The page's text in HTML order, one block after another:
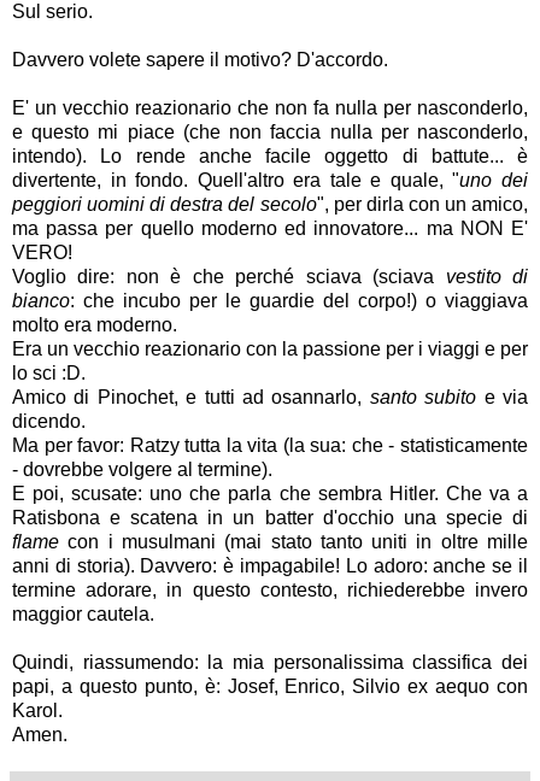
Sul serio.
Davvero volete sapere il motivo? D'accordo.
E' un vecchio reazionario che non fa nulla per nasconderlo,
e questo mi piace (che non faccia nulla per nasconderlo,
intendo). Lo rende anche facile oggetto di battute... è
divertente, in fondo. Quell'altro era tale e quale, "uno dei
peggiori uomini di destra del secolo", per dirla con un amico,
ma passa per quello moderno ed innovatore... ma NON E'
VERO!
Voglio dire: non è che perché sciava (sciava vestito di
bianco: che incubo per le guardie del corpo!) o viaggiava
molto era moderno.
Era un vecchio reazionario con la passione per i viaggi e per
lo sci :D.
Amico di Pinochet, e tutti ad osannarlo, santo subito e via
dicendo.
Ma per favor: Ratzy tutta la vita (la sua: che - statisticamente
- dovrebbe volgere al termine).
E poi, scusate: uno che parla che sembra Hitler. Che va a
Ratisbona e scatena in un batter d'occhio una specie di
flame con i musulmani (mai stato tanto uniti in oltre mille
anni di storia). Davvero: è impagabile! Lo adoro: anche se il
termine adorare, in questo contesto, richiederebbe invero
maggior cautela.
Quindi, riassumendo: la mia personalissima classifica dei
papi, a questo punto, è: Josef, Enrico, Silvio ex aequo con
Karol.
Amen.